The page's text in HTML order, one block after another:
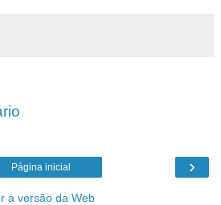
›
Página inicial
a versão da Web